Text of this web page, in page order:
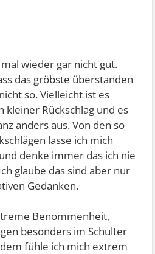
wieder gar nicht gut.
das gröbste überstanden
so. Vielleicht ist es
kleiner Rückschlag und es
anders aus. Von den so
lasse ich mich
denke immer das ich nie
glaube das sind aber nur
Gedanken.
Benommenheit,
besonders im Schulter
fühle ich mich extrem